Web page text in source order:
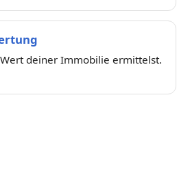
deiner Immobilie ermittelst.